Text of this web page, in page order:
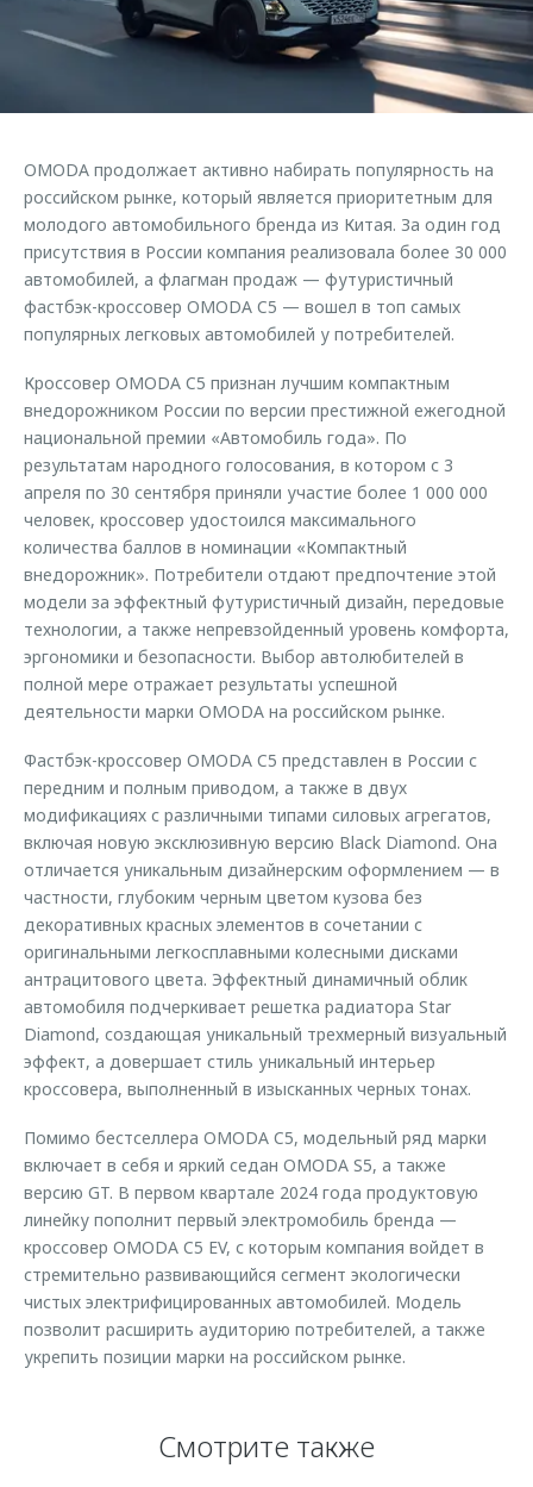
Страхование
Кредитный калькулятор
Оригинальные аксессуары
Запчасти
Трейд-ин
Калькулятор трейд-ин
Клиентская поддержка
Клуб владельцев OMODA
Аксессуары
Одежда и сувениры
Оригинальные аксессуары
Запчасти
Обратная связь
OMODA продолжает активно набирать популярность на
российском рынке, который является приоритетным для
молодого автомобильного бренда из Китая. За один год
присутствия в России компания реализовала более 30 000
автомобилей, а флагман продаж — футуристичный
фастбэк-кроссовер OMODA C5 — вошел в топ самых
популярных легковых автомобилей у потребителей.
Кроссовер OMODA C5 признан лучшим компактным
внедорожником России по версии престижной ежегодной
национальной премии «Автомобиль года». По
результатам народного голосования, в котором с 3
апреля по 30 сентября приняли участие более 1 000 000
человек, кроссовер удостоился максимального
количества баллов в номинации «Компактный
внедорожник». Потребители отдают предпочтение этой
модели за эффектный футуристичный дизайн, передовые
технологии, а также непревзойденный уровень комфорта,
эргономики и безопасности. Выбор автолюбителей в
полной мере отражает результаты успешной
деятельности марки OMODA на российском рынке.
Фастбэк-кроссовер OMODA C5 представлен в России с
передним и полным приводом, а также в двух
модификациях с различными типами силовых агрегатов,
включая новую эксклюзивную версию Black Diamond. Она
отличается уникальным дизайнерским оформлением — в
частности, глубоким черным цветом кузова без
декоративных красных элементов в сочетании с
оригинальными легкосплавными колесными дисками
антрацитового цвета. Эффектный динамичный облик
автомобиля подчеркивает решетка радиатора Star
Diamond, создающая уникальный трехмерный визуальный
эффект, а довершает стиль уникальный интерьер
кроссовера, выполненный в изысканных черных тонах.
Помимо бестселлера OMODA C5, модельный ряд марки
включает в себя и яркий седан OMODA S5, а также
версию GT. В первом квартале 2024 года продуктовую
линейку пополнит первый электромобиль бренда —
кроссовер OMODA C5 EV, с которым компания войдет в
стремительно развивающийся сегмент экологически
чистых электрифицированных автомобилей. Модель
позволит расширить аудиторию потребителей, а также
укрепить позиции марки на российском рынке.
Смотрите также